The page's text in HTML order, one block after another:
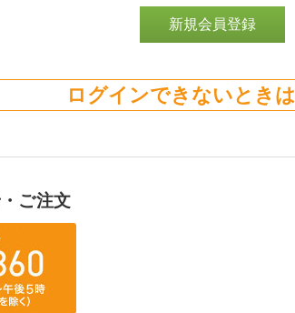
ログインできないとき
ご注文